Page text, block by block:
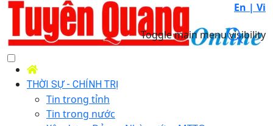
En | Vi
Toggle main menu visibility
THỜI SỰ - CHÍNH TRỊ
Tin trong tỉnh
Tin trong nước